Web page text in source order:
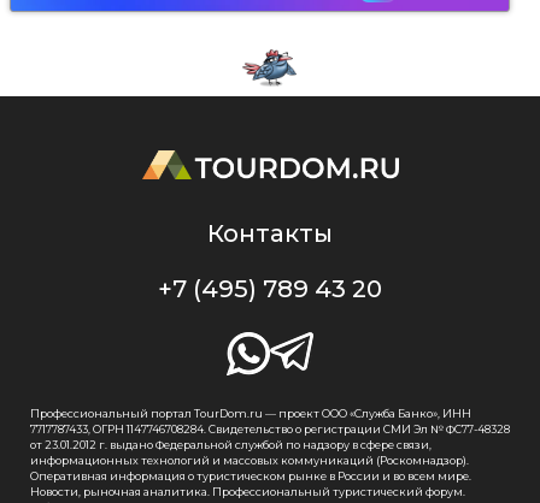
Контакты
+7 (495) 789 43 20
Профессиональный портал TourDom.ru — проект ООО «Служба Банко», ИНН
7717787433, ОГРН 1147746708284. Свидетельство о регистрации СМИ Эл № ФС77-48328
от 23.01.2012 г. выдано Федеральной службой по надзору в сфере связи,
информационных технологий и массовых коммуникаций (Роскомнадзор).
Оперативная информация о туристическом рынке в России и во всем мире.
Новости, рыночная аналитика. Профессиональный туристический форум.